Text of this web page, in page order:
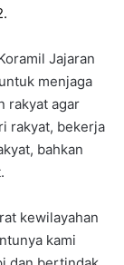
Jajaran
menjaga
rakyat agar
rakyat, bekerja
bahkan
kewilayahan
kami